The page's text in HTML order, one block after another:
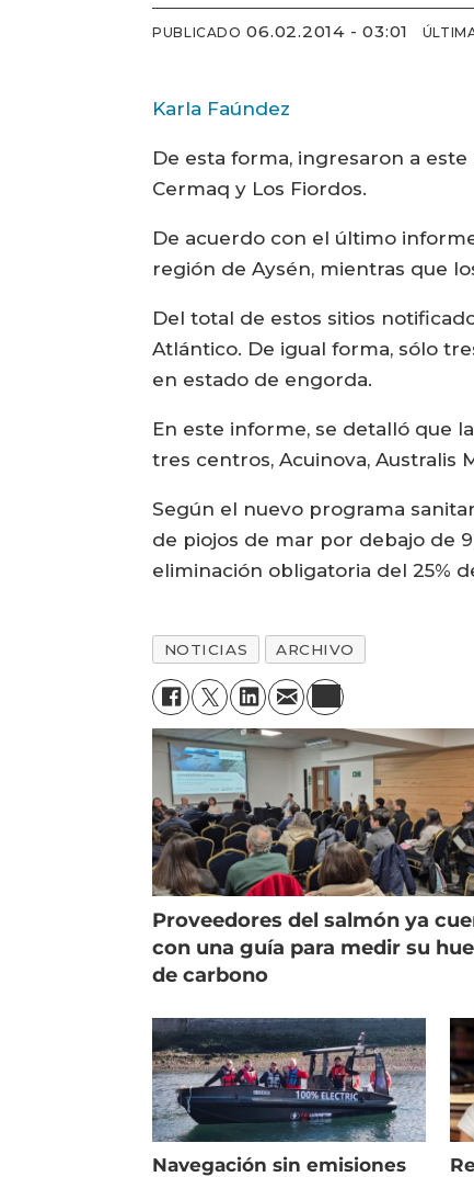
PUBLICADO 06.02.2014 - 03:01
Karla Faúndez
De esta forma, ingresaron a
Cermaq y Los Fiordos.
De acuerdo con el último
región de Aysén, mientras que
Del total de estos sitios
Atlántico. De igual forma, sólo
en estado de engorda.
En este informe, se detalló que
tres centros, Acuinova, Australis
Según el nuevo programa
de piojos de mar por debajo de
eliminación obligatoria del 25%
NOTICIAS ARCHIVO
Proveedores del salmón ya
con una guía para medir su
de carbono
Navegación sin emisiones